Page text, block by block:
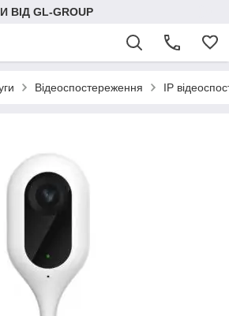
GL-GROUP
Відеоспостереження IP